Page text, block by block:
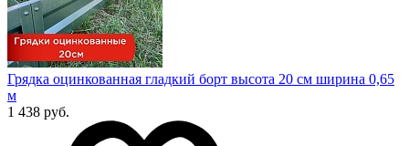
Грядка оцинкованная гладкий борт высота 20 см ширина 0,65
м
1 438 руб.